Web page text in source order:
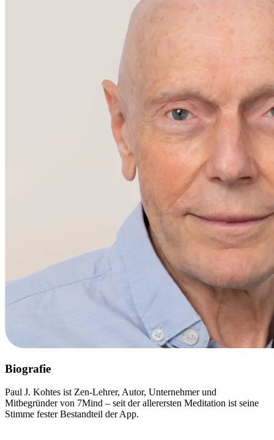
Biografie
Paul J. Kohtes ist Zen-Lehrer, Autor, Unternehmer und
Mitbegründer von 7Mind – seit der allerersten Meditation ist seine
Stimme fester Bestandteil der App.